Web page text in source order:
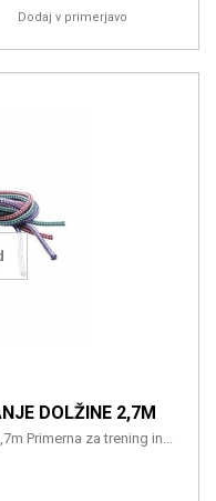
Dodaj v primerjavo
DOLŽINE 2,7M
Primerna za trening in...